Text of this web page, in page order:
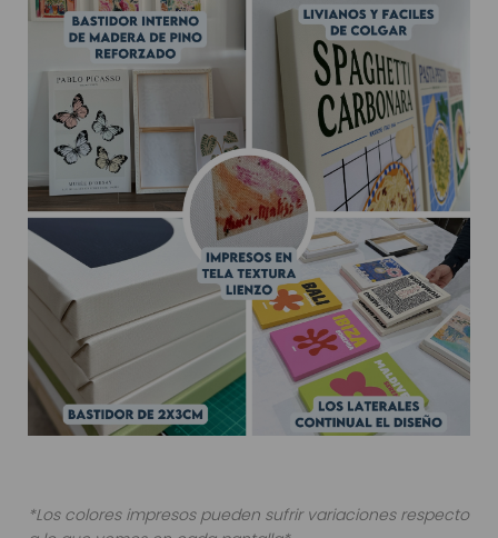
*Los colores impresos pueden sufrir variaciones respecto